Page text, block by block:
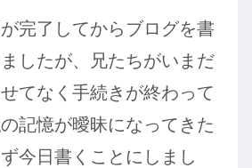
完了してからブログを書
したが、兄たちがいまだ
てなく手続きが終わって
記憶が曖昧になってきた
今日書くことにしまし